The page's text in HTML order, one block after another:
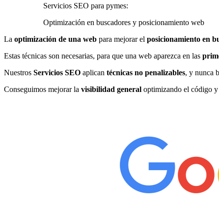
Servicios SEO para pymes:
Optimización en buscadores y posicionamiento web
La optimización de una web para mejorar el posicionamiento en
Estas técnicas son necesarias, para que una web aparezca en las
Nuestros Servicios SEO aplican técnicas no penalizables, y nunca
Conseguimos mejorar la visibilidad general optimizando el código y